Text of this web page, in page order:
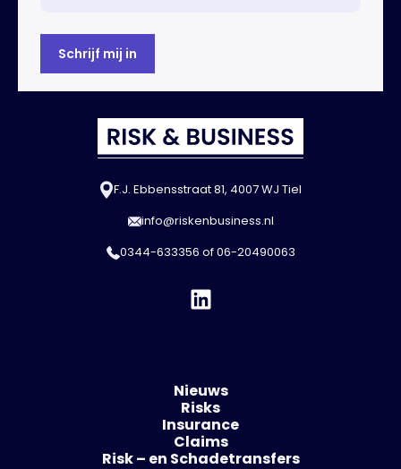
F.J. Ebbensstraat 81, 4007 WJ Tiel
info@riskenbusiness.nl
0344-633356 of06-20490063
Nieuws
Risks
Insurance
Claims
Risk – en Schadetransfers